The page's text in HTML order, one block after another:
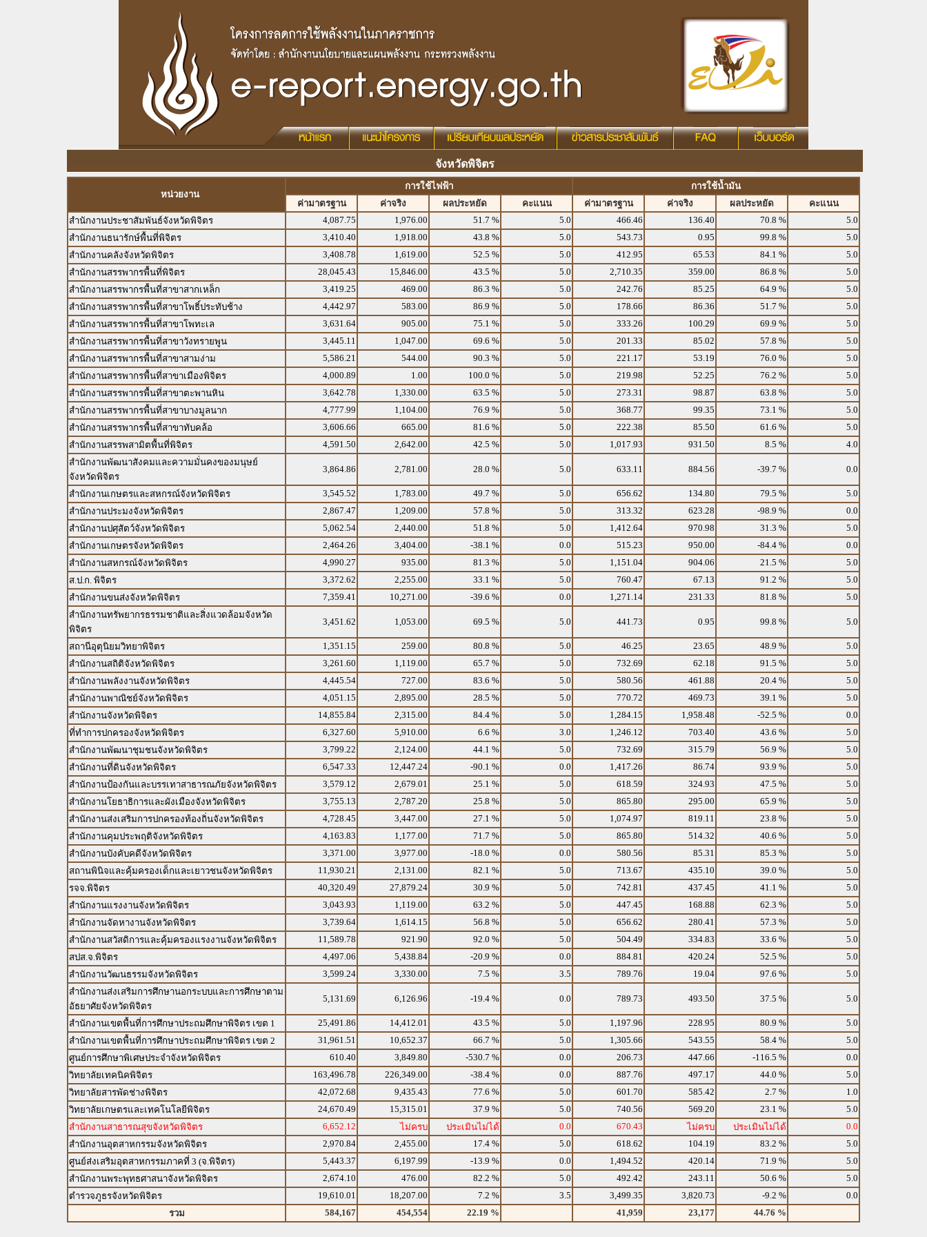
จังหวัดพิจิตร
หน่วยงาน
การใช้ไฟฟ้า
การใช้น้ำมัน
ค่ามาตรฐาน
ค่าจริง ผลประหยัด คะแนน ค่ามาตรฐาน ค่าจริง ผลประหยัด
คะแนน
สำนักงานประชาสัมพันธ์จังหวัดพิจิตร
4,087.75 1,976.00 51.7 % 5.0 466.46 136.40 70.8 %
5.0
สำนักงานธนารักษ์พื้นที่พิจิตร
3,410.40 1,918.00 43.8 % 5.0 543.73 0.95 99.8 %
5.0
สำนักงานคลังจังหวัดพิจิตร
3,408.78 1,619.00 52.5 % 5.0 412.95 65.53 84.1 %
5.0
สำนักงานสรรพากรพื้นที่พิจิตร
28,045.43 15,846.00 43.5 % 5.0 2,710.35 359.00 86.8 %
5.0
สำนักงานสรรพากรพื้นที่สาขาสากเหล็ก
3,419.25 469.00 86.3 % 5.0 242.76 85.25 64.9 %
5.0
สำนักงานสรรพากรพื้นที่สาขาโพธิ์ประทับช้าง
4,442.97 583.00 86.9 % 5.0 178.66 86.36 51.7 %
5.0
สำนักงานสรรพากรพื้นที่สาขาโพทะเล
3,631.64 905.00 75.1 % 5.0 333.26 100.29 69.9 %
5.0
สำนักงานสรรพากรพื้นที่สาขาวังทรายพูน
3,445.11 1,047.00 69.6 % 5.0 201.33 85.02 57.8 %
5.0
สำนักงานสรรพากรพื้นที่สาขาสามง่าม
5,586.21 544.00 90.3 % 5.0 221.17 53.19 76.0 %
5.0
สำนักงานสรรพากรพื้นที่สาขาเมืองพิจิตร
4,000.89 1.00 100.0 % 5.0 219.98 52.25 76.2 %
5.0
สำนักงานสรรพากรพื้นที่สาขาตะพานหิน
3,642.78 1,330.00 63.5 % 5.0 273.31 98.87 63.8 %
5.0
สำนักงานสรรพากรพื้นที่สาขาบางมูลนาก
4,777.99 1,104.00 76.9 % 5.0 368.77 99.35 73.1 %
5.0
สำนักงานสรรพากรพื้นที่สาขาทับคล้อ
3,606.66 665.00 81.6 % 5.0 222.38 85.50 61.6 %
5.0
สำนักงานสรรพสามิตพื้นที่พิจิตร
4,591.50 2,642.00 42.5 % 5.0 1,017.93 931.50 8.5 %
4.0
สำนักงานพัฒนาสังคมและความมั่นคงของมนุษย์
จังหวัดพิจิตร
3,864.86 2,781.00 28.0 % 5.0 633.11 884.56 -39.7 % 0.0
สำนักงานเกษตรและสหกรณ์จังหวัดพิจิตร 3,545.52 1,783.00 49.7 % 5.0 656.62 134.80 79.5 %
5.0
สำนักงานประมงจังหวัดพิจิตร
2,867.47 1,209.00 57.8 % 5.0 313.32 623.28 -98.9 %
0.0
สำนักงานปศุสัตว์จังหวัดพิจิตร
5,062.54 2,440.00 51.8 % 5.0 1,412.64 970.98 31.3 %
5.0
สำนักงานเกษตรจังหวัดพิจิตร
2,464.26 3,404.00 -38.1 % 0.0 515.23 950.00 -84.4 %
0.0
สำนักงานสหกรณ์จังหวัดพิจิตร
4,990.27 935.00 81.3 % 5.0 1,151.04 904.06 21.5 %
5.0
ส.ป.ก. พิจิตร
3,372.62 2,255.00 33.1 % 5.0 760.47 67.13 91.2 %
5.0
สำนักงานขนส่งจังหวัดพิจิตร
7,359.41 10,271.00 -39.6 % 0.0 1,271.14 231.33 81.8 %
5.0
สำนักงานทรัพยากรธรรมชาติและสิ่งแวดล้อมจังหวัด
พิจิตร
3,451.62 1,053.00 69.5 % 5.0 441.73 0.95 99.8 % 5.0
สถานีอุตุนิยมวิทยาพิจิตร 1,351.15 259.00 80.8 % 5.0 46.25 23.65 48.9 %
5.0
สำนักงานสถิติจังหวัดพิจิตร
3,261.60 1,119.00 65.7 % 5.0 732.69 62.18 91.5 %
5.0
สำนักงานพลังงานจังหวัดพิจิตร
4,445.54 727.00 83.6 % 5.0 580.56 461.88 20.4 %
5.0
สำนักงานพาณิชย์จังหวัดพิจิตร
4,051.15 2,895.00 28.5 % 5.0 770.72 469.73 39.1 %
5.0
สำนักงานจังหวัดพิจิตร
14,855.84 2,315.00 84.4 % 5.0 1,284.15 1,958.48 -52.5 %
0.0
ที่ทำการปกครองจังหวัดพิจิตร
6,327.60 5,910.00 6.6 % 3.0 1,246.12 703.40 43.6 %
5.0
สำนักงานพัฒนาชุมชนจังหวัดพิจิตร
3,799.22 2,124.00 44.1 % 5.0 732.69 315.79 56.9 %
5.0
สำนักงานที่ดินจังหวัดพิจิตร
6,547.33 12,447.24 -90.1 % 0.0 1,417.26 86.74 93.9 %
5.0
สำนักงานป้องกันและบรรเทาสาธารณภัยจังหวัดพิจิตร
3,579.12 2,679.01 25.1 % 5.0 618.59 324.93 47.5 %
5.0
สำนักงานโยธาธิการและผังเมืองจังหวัดพิจิตร
3,755.13 2,787.20 25.8 % 5.0 865.80 295.00 65.9 %
5.0
สำนักงานส่งเสริมการปกครองท้องถิ่นจังหวัดพิจิตร
4,728.45 3,447.00 27.1 % 5.0 1,074.97 819.11 23.8 %
5.0
สำนักงานคุมประพฤติจังหวัดพิจิตร
4,163.83 1,177.00 71.7 % 5.0 865.80 514.32 40.6 %
5.0
สำนักงานบังคับคดีจังหวัดพิจิตร
3,371.00 3,977.00 -18.0 % 0.0 580.56 85.31 85.3 %
5.0
สถานพินิจและคุ้มครองเด็กและเยาวชนจังหวัดพิจิตร
11,930.21 2,131.00 82.1 % 5.0 713.67 435.10 39.0 %
5.0
รจจ.พิจิตร
40,320.49 27,879.24 30.9 % 5.0 742.81 437.45 41.1 %
5.0
สำนักงานแรงงานจังหวัดพิจิตร
3,043.93 1,119.00 63.2 % 5.0 447.45 168.88 62.3 %
5.0
สำนักงานจัดหางานจังหวัดพิจิตร
3,739.64 1,614.15 56.8 % 5.0 656.62 280.41 57.3 %
5.0
สำนักงานสวัสดิการและคุ้มครองแรงงานจังหวัดพิจิตร
11,589.78 921.90 92.0 % 5.0 504.49 334.83 33.6 %
5.0
สปส.จ.พิจิตร
4,497.06 5,438.84 -20.9 % 0.0 884.81 420.24 52.5 %
5.0
สำนักงานวัฒนธรรมจังหวัดพิจิตร
3,599.24 3,330.00 7.5 % 3.5 789.76 19.04 97.6 %
5.0
สำนักงานส่งเสริมการศึกษานอกระบบและการศึกษาตาม
อัธยาศัยจังหวัดพิจิตร
5,131.69 6,126.96 -19.4 % 0.0 789.73 493.50 37.5 % 5.0
สำนักงานเขตพื้นที่การศึกษาประถมศึกษาพิจิตร เขต 1 25,491.86 14,412.01 43.5 % 5.0 1,197.96 228.95 80.9 %
5.0
สำนักงานเขตพื้นที่การศึกษาประถมศึกษาพิจิตร เขต 2
31,961.51 10,652.37 66.7 % 5.0 1,305.66 543.55 58.4 %
5.0
ศูนย์การศึกษาพิเศษประจำจังหวัดพิจิตร
610.40 3,849.80 -530.7 % 0.0 206.73 447.66 -116.5 %
0.0
วิทยาลัยเทคนิคพิจิตร
163,496.78 226,349.00 -38.4 % 0.0 887.76 497.17 44.0 %
5.0
วิทยาลัยสารพัดช่างพิจิตร
42,072.68 9,435.43 77.6 % 5.0 601.70 585.42 2.7 %
1.0
วิทยาลัยเกษตรและเทคโนโลยีพิจิตร
24,670.49 15,315.01 37.9 % 5.0 740.56 569.20 23.1 %
5.0
สำนักงานสาธารณสุขจังหวัดพิจิตร
6,652.12 ไม่ครบ ประเมินไม่ได้ 0.0 670.43 ไม่ครบ ประเมินไม่ได้
0.0
สำนักงานอุตสาหกรรมจังหวัดพิจิตร
2,970.84 2,455.00 17.4 % 5.0 618.62 104.19 83.2 %
5.0
ศูนย์ส่งเสริมอุตสาหกรรมภาคที่ 3 (จ.พิจิตร)
5,443.37 6,197.99 -13.9 % 0.0 1,494.52 420.14 71.9 %
5.0
สำนักงานพระพุทธศาสนาจังหวัดพิจิตร
2,674.10 476.00 82.2 % 5.0 492.42 243.11 50.6 %
5.0
ตำรวจภูธรจังหวัดพิจิตร
19,610.01 18,207.00 7.2 % 3.5 3,499.35 3,820.73 -9.2 %
0.0
รวม
584,167 454,554 22.19 % 41,959 23,177 44.76 %